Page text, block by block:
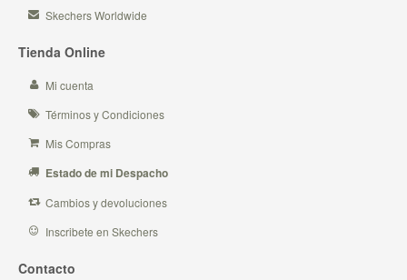
Skechers Worldwide
Tienda Online
Mi cuenta
Términos y Condiciones
Mis Compras
Estado de mi Despacho
Cambios y devoluciones
Inscribete en Skechers
Contacto